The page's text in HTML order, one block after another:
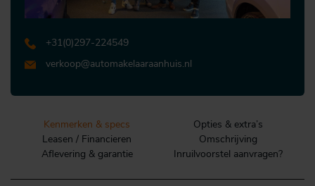
+31 (0)297-224549
verkoop@automakelaaraanhuis.nl
Kenmerken & specs
Opties & extra’s
Leasen / Financieren
Omschrijving
Aflevering & garantie
Inruilvoorstel aanvragen?